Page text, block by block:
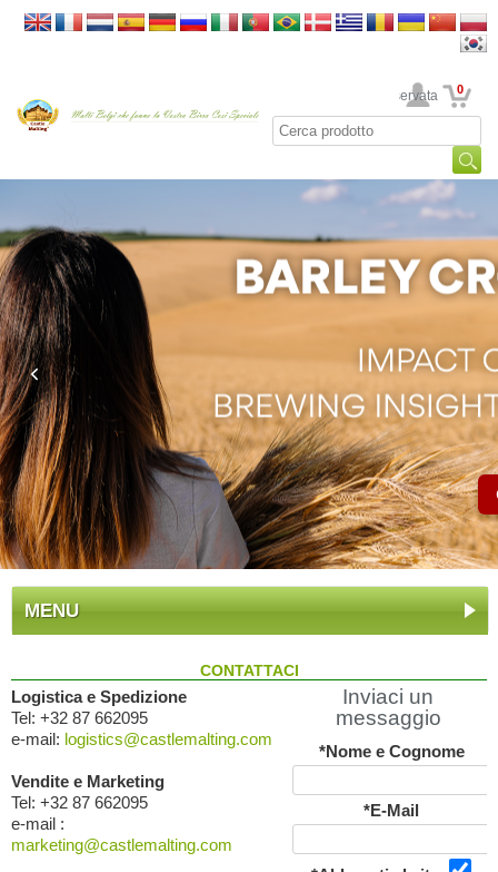
La sua area riservata 0
MENU
CONTATTACI
Logistica e Spedizione
Tel: +32 87 662095
e-mail: logistics@castlemalting.com
Vendite e Marketing
Tel: +32 87 662095
e-mail :
marketing@castlemalting.com
Inviaci un
messaggio
*Nome e Cognome
*E-Mail